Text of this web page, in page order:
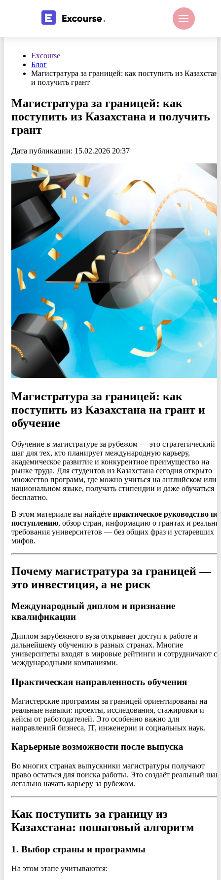
Excourse
Блог
Магистратура за границей: как поступить из
и получить грант
Магистратура за границей: как
поступить из Казахстана и получить
грант
Дата публикации: 15.02.2026 20:37
Магистратура за границей: как
поступить из Казахстана на грант и
обучение
Обучение в магистратуре за рубежом — это стратегический
шаг для тех, кто планирует международную карьеру,
академическое развитие и конкурентное преимущество на
рынке труда. Для студентов из Казахстана сегодня открыто
множество программ, где можно учиться на английском или
национальном языке, получать стипендии и даже обучаться
бесплатно.
В этом материале вы найдёте практическое руководство по
поступлению, обзор стран, информацию о грантах и
требования университетов — без общих фраз и устаревших
мифов.
Почему магистратура за границей —
это инвестиция, а не риск
Международный диплом и признание
квалификации
Диплом зарубежного вуза открывает доступ к работе и
дальнейшему обучению в разных странах. Многие
университеты входят в мировые рейтинги и сотрудничают с
международными компаниями.
Практическая направленность обучения
Магистерские программы за границей ориентированы на
реальные навыки: проекты, исследования, стажировки и
кейсы от работодателей. Это особенно важно для
направлений бизнеса, IT, инженерии и социальных наук.
Карьерные возможности после выпуска
Во многих странах выпускники магистратуры получают
право остаться для поиска работы. Это создаёт реальный
легально начать карьеру за рубежом.
Как поступить за границу из
Казахстана: пошаговый алгоритм
1. Выбор страны и программы
На этом этапе учитываются: